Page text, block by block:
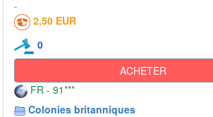
2,50 EUR
0
ACHETER
FR - 91***
Colonies britanniques